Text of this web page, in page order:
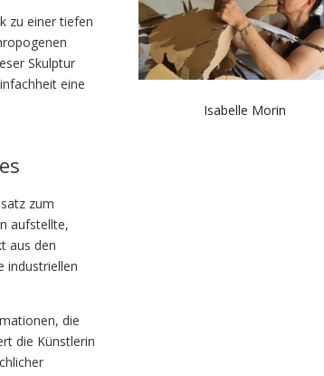
zu einer tiefen
Skulptur
eine
zum
aufstellte,
aus den
industriellen
die
die Künstlerin
Isabelle Morin